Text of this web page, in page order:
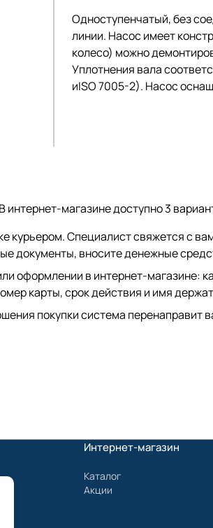
Одноступенчатый, без
линии. Насос имеет
колесо) можно
Уплотнения вала
иISO 7005-2). Насос
магазине доступно 3
курьером. Специалист свяжется с
документы, вносите денежные
оформлении в интернет-магазине:
карты, срок действия и имя
покупки система перенаправит
Интернет-магазин
Каталог
Акции